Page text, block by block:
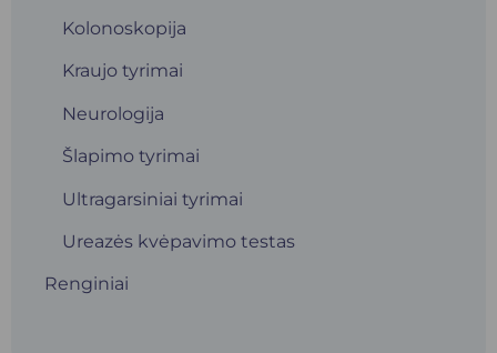
Kolonoskopija
Kraujo tyrimai
Neurologija
Šlapimo tyrimai
Ultragarsiniai tyrimai
Ureazės kvėpavimo testas
Renginiai